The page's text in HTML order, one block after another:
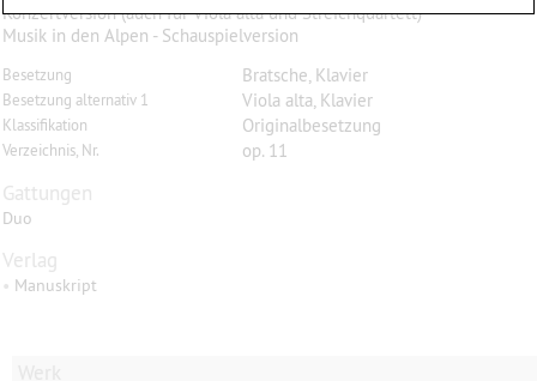
Konzertversion (auch für Viola alta und Streichquartett)
Musik in den Alpen - Schauspielversion
Besetzung Bratsche, Klavier
Besetzung alternativ 1 Viola alta, Klavier
Klassifikation Originalbesetzung
Verzeichnis, Nr. op. 11
Gattungen
Duo
Verlag
• Manuskript